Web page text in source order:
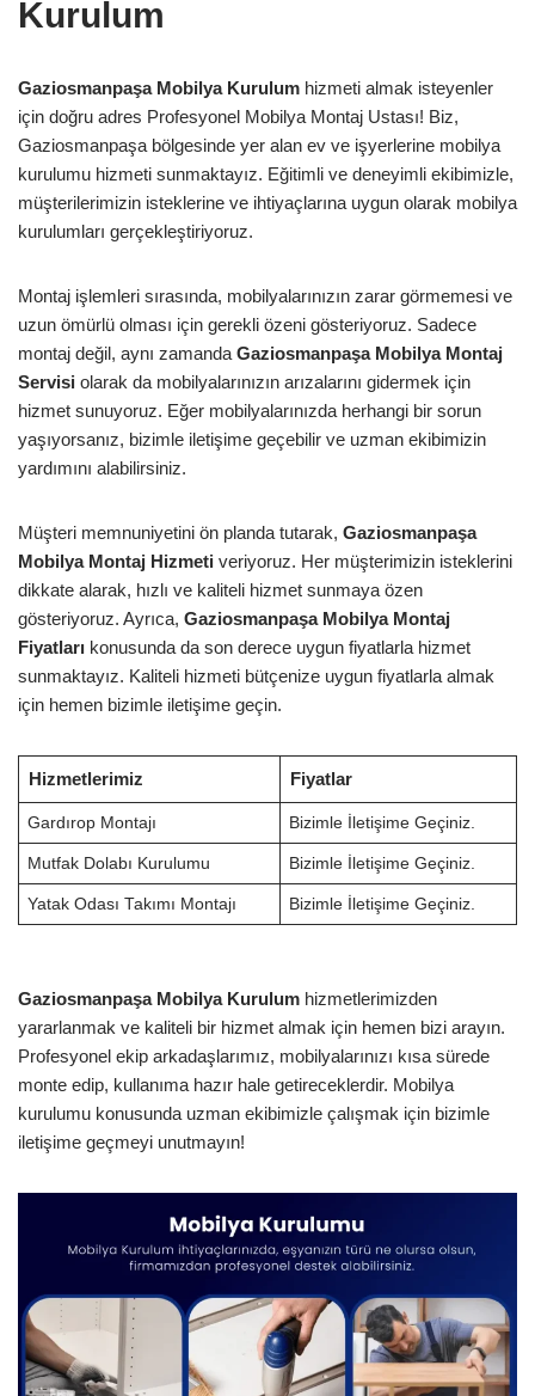
Kurulum
Gaziosmanpaşa Mobilya Kurulum hizmeti almak isteyenler
için doğru adres Profesyonel Mobilya Montaj Ustası! Biz,
Gaziosmanpaşa bölgesinde yer alan ev ve işyerlerine mobilya
kurulumu hizmeti sunmaktayız. Eğitimli ve deneyimli ekibimizle,
müşterilerimizin isteklerine ve ihtiyaçlarına uygun olarak mobilya
kurulumları gerçekleştiriyoruz.
Montaj işlemleri sırasında, mobilyalarınızın zarar görmemesi ve
uzun ömürlü olması için gerekli özeni gösteriyoruz. Sadece
montaj değil, aynı zamanda Gaziosmanpaşa Mobilya Montaj
Servisi olarak da mobilyalarınızın arızalarını gidermek için
hizmet sunuyoruz. Eğer mobilyalarınızda herhangi bir sorun
yaşıyorsanız, bizimle iletişime geçebilir ve uzman ekibimizin
yardımını alabilirsiniz.
Müşteri memnuniyetini ön planda tutarak, Gaziosmanpaşa
Mobilya Montaj Hizmeti veriyoruz. Her müşterimizin isteklerini
dikkate alarak, hızlı ve kaliteli hizmet sunmaya özen
gösteriyoruz. Ayrıca, Gaziosmanpaşa Mobilya Montaj
Fiyatları konusunda da son derece uygun fiyatlarla hizmet
sunmaktayız. Kaliteli hizmeti bütçenize uygun fiyatlarla almak
için hemen bizimle iletişime geçin.
Hizmetlerimiz Fiyatlar
Gardırop Montajı Bizimle İletişime Geçiniz.
Mutfak Dolabı Kurulumu Bizimle İletişime Geçiniz.
Yatak Odası Takımı Montajı Bizimle İletişime Geçiniz.
Gaziosmanpaşa Mobilya Kurulum hizmetlerimizden
yararlanmak ve kaliteli bir hizmet almak için hemen bizi arayın.
Profesyonel ekip arkadaşlarımız, mobilyalarınızı kısa sürede
monte edip, kullanıma hazır hale getireceklerdir. Mobilya
kurulumu konusunda uzman ekibimizle çalışmak için bizimle
iletişime geçmeyi unutmayın!